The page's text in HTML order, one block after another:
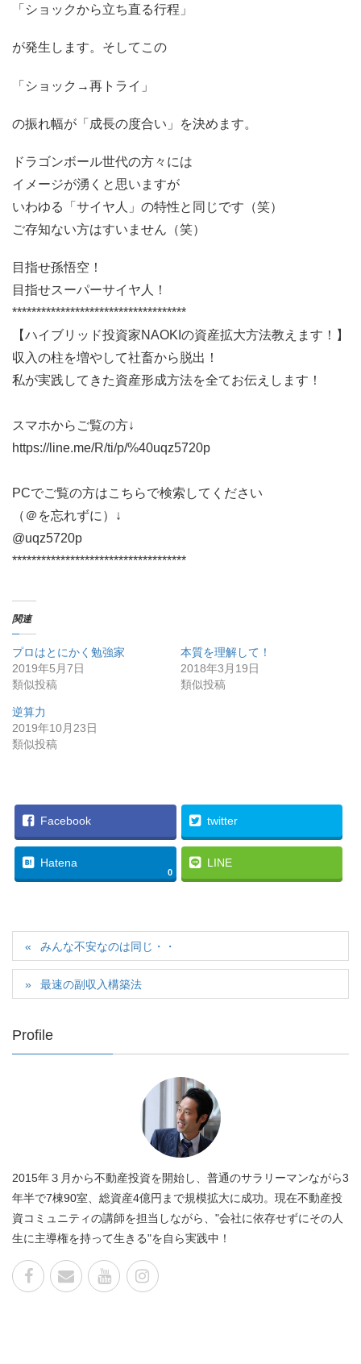
「ショックから立ち直る行程」
が発生します。そしてこの
「ショック→再トライ」
の振れ幅が「成長の度合い」を決めます。
ドラゴンボール世代の方々には
イメージが湧くと思いますが
いわゆる「サイヤ人」の特性と同じです（笑）
ご存知ない方はすいません（笑）
目指せ孫悟空！
目指せスーパーサイヤ人！
************************************
【ハイブリッド投資家NAOKIの資産拡大方法教えます！】
収入の柱を増やして社畜から脱出！
私が実践してきた資産形成方法を全てお伝えします！
スマホからご覧の方↓
https://line.me/R/ti/p/%40uqz5720p
PCでご覧の方はこちらで検索してください
（＠を忘れずに）↓
@uqz5720p
************************************
関連
プロはとにかく勉強家
2019年5月7日
類似投稿
本質を理解して！
2018年3月19日
類似投稿
逆算力
2019年10月23日
類似投稿
Facebook twitter
Hatena
0
LINE
みんな不安なのは同じ・・
最速の副収入構築法
Profile
2015年３月から不動産投資を開始し、普通のサラリーマンながら3
年半で7棟90室、総資産4億円まで規模拡大に成功。現在不動産投
資コミュニティの講師を担当しながら、"会社に依存せずにその人
生に主導権を持って生きる"を自ら実践中！